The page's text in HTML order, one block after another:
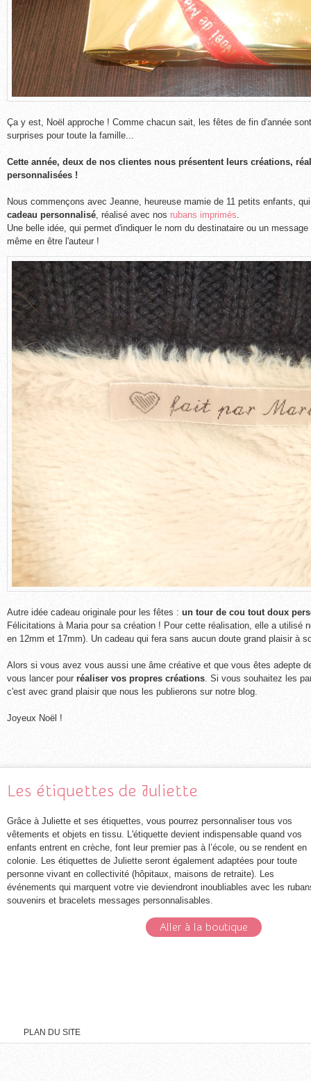
Ça y est, Noël approche ! Comme chacun sait, les fêtes de fin d'année
surprises pour toute la famille...
Cette année, deux de nos clientes nous présentent leurs créations,
personnalisées !
Nous commençons avec Jeanne, heureuse mamie de 11 petits enfants,
cadeau personnalisé, réalisé avec nos rubans imprimés.
Une belle idée, qui permet d'indiquer le nom du destinataire ou un
même en être l'auteur !
Autre idée cadeau originale pour les fêtes : un tour de cou tout doux
Félicitations à Maria pour sa création ! Pour cette réalisation, elle a utilisé
en 12mm et 17mm). Un cadeau qui fera sans aucun doute grand plaisir à
Alors si vous avez vous aussi une âme créative et que vous êtes adepte
vous lancer pour réaliser vos propres créations. Si vous souhaitez les
c'est avec grand plaisir que nous les publierons sur notre blog.
Joyeux Noël !
Les étiquettes de Juliette
Grâce à Juliette et ses étiquettes, vous pourrez personnaliser tous vos
vêtements et objets en tissu. L'étiquette devient indispensable quand vos
enfants entrent en crèche, font leur premier pas à l’école, ou se rendent en
colonie. Les étiquettes de Juliette seront également adaptées pour toute
personne vivant en collectivité (hôpitaux, maisons de retraite). Les
événements qui marquent votre vie deviendront inoubliables avec les
souvenirs et bracelets messages personnalisables.
Aller à la boutique
PLAN DU SITE